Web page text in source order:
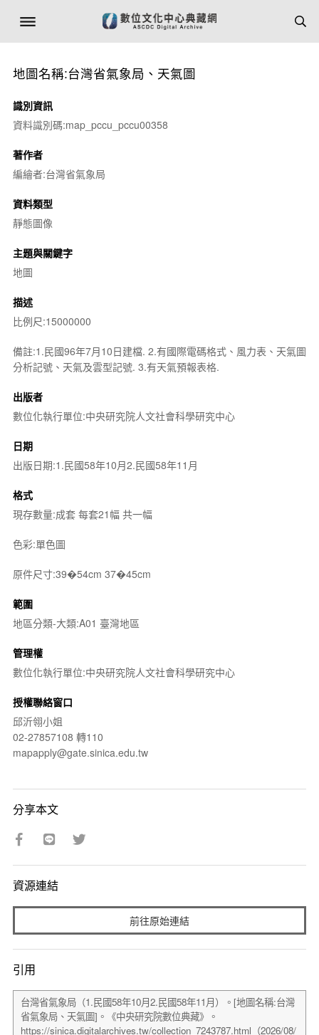
地圖名稱:台灣省氣象局、天氣圖
識別資訊
資料識別碼:map_pccu_pccu00358
著作者
編繪者:台灣省氣象局
資料類型
靜態圖像
主題與關鍵字
地圖
描述
比例尺:15000000
備註:1.民國96年7月10日建檔. 2.有國際電碼格式、風力表、天氣圖
分析記號、天氣及雲型記號. 3.有天氣預報表格.
出版者
數位化執行單位:中央研究院人文社會科學研究中心
日期
出版日期:1.民國58年10月2.民國58年11月
格式
現存數量:成套 每套21幅 共一幅
色彩:單色圖
原件尺寸:39�54cm 37�45cm
範圍
地區分類-大類:A01 臺灣地區
管理權
數位化執行單位:中央研究院人文社會科學研究中心
授權聯絡窗口
邱沂翎小姐
02-27857108 轉110
mapapply@gate.sinica.edu.tw
分享本文
資源連結
前往原始連結
引用